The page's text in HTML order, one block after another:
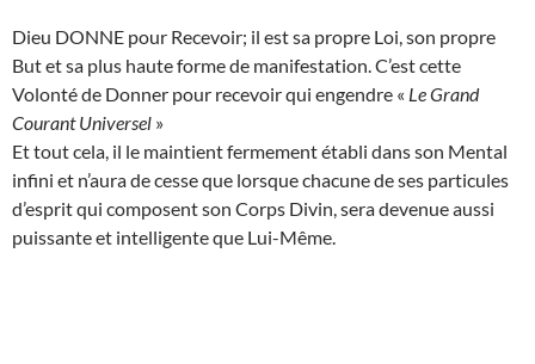
Dieu DONNE pour Recevoir; il est sa propre Loi, son propre
But et sa plus haute forme de manifestation. C’est cette
Volonté de Donner pour recevoir qui engendre « Le Grand
Courant Universel »
Et tout cela, il le maintient fermement établi dans son Mental
infini et n’aura de cesse que lorsque chacune de ses particules
d’esprit qui composent son Corps Divin, sera devenue aussi
puissante et intelligente que Lui-Même.